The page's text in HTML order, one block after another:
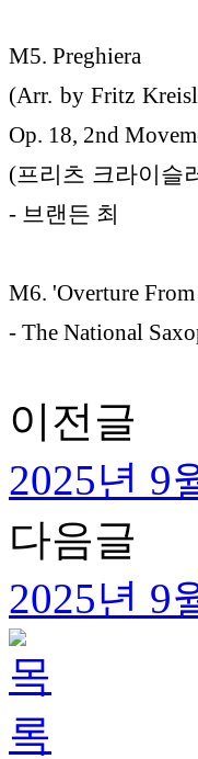
M5. Preghiera
(Arr. by Fritz
Op. 18, 2nd
(프리츠 크라이슬
- 브랜든 최
M6. 'Overture
- The National
이전글
2025년 9
다음글
2025년 9